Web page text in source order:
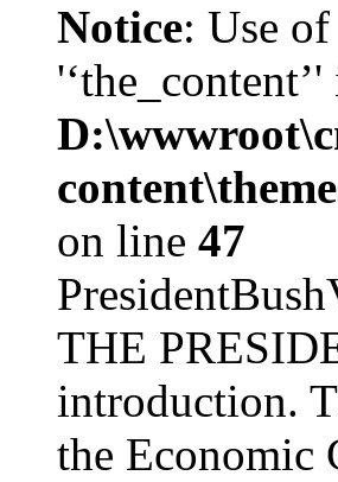
Notice: Use
'‘the_content’'
on line 47
THE
introduction.
the Economic